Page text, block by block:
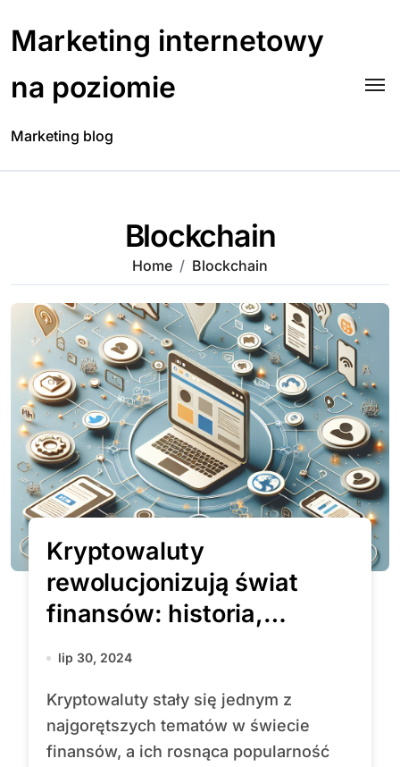
content
Marketing internetowy
na poziomie
Marketing blog
Blockchain
Home Blockchain
Kryptowaluty
rewolucjonizują świat
finansów: historia,
wyzwania i przyszłość
lip 30, 2024
Kryptowaluty stały się jednym z
najgorętszych tematów w świecie
finansów, a ich rosnąca popularność